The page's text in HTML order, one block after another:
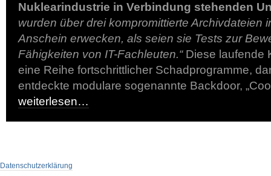
Nuklearindustrie in Verbindung stehenden
wurden über drei kompromittierte Archivdateien
Anschein erwecken, als seien sie Tests zur
Fähigkeiten von IT-Fachleuten.“Diese laufende
eine Reihe fortschrittlicher Schadprogramme,
entdeckte modulare sogenannte Backdoor,
weiterlesen…
Datenschutzerklärung